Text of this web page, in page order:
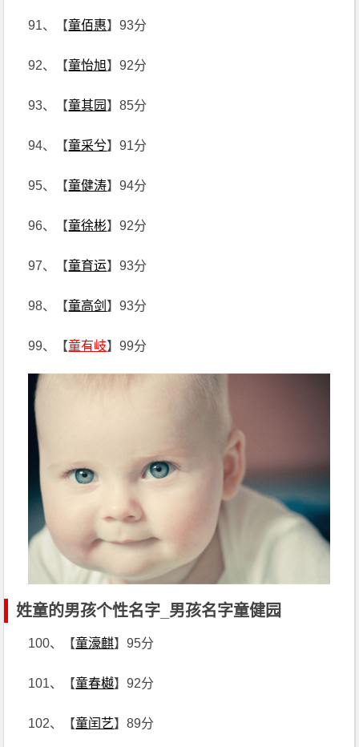
91、【童佰惠】93分
92、【童怡旭】92分
93、【童其园 】85分
94、【童采兮】91分
95、【童健涛】94分
96、【童徐彬】92分
97、【童育运】93分
98、【童高剑 】93分
99、【童有岐】99分
姓童的男孩个性名字_男孩名字童健园
100、【童濠麒】95分
101、【童春樾】92分
102、【童闰艺】89分